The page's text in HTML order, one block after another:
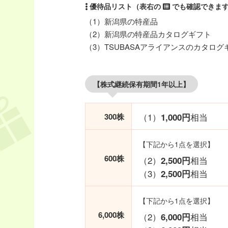
（1）新潟県の特産品
（2）新潟県の特産品カタログギフト
（3）TSUBASAアライアンスのカタログ
【株式継続保有期間1年以上】
300株 （1） 1,000円相当
600株
【下記から1点を選択】
（2）2,500円相当
（3）2,500円相当
6,000株
【下記から1点を選択】
（2）6,000円相当